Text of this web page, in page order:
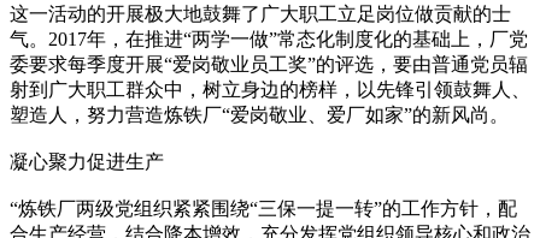
这一活动的开展极大地鼓舞了广大职工立足岗位做贡献的士
气。2017年，在推进“两学一做”常态化制度化的基础上，厂党
委要求每季度开展“爱岗敬业员工奖”的评选，要由普通党员辐
射到广大职工群众中，树立身边的榜样，以先锋引领鼓舞人、
塑造人，努力营造炼铁厂“爱岗敬业、爱厂如家”的新风尚。
凝心聚力促进生产
“炼铁厂两级党组织紧紧围绕“三保一提一转”的工作方针，配
合生产经营，结合降本增效，充分发挥党组织领导核心和政治